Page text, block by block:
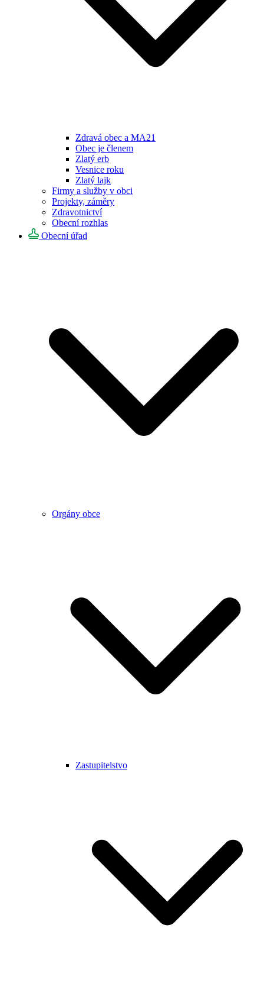
Zdravá obec a MA21
Obec je členem
Zlatý erb
Vesnice roku
Zlatý lajk
Firmy a služby v obci
Projekty, záměry
Zdravotnictví
Obecní rozhlas
Obecní úřad
Orgány obce
Zastupitelstvo